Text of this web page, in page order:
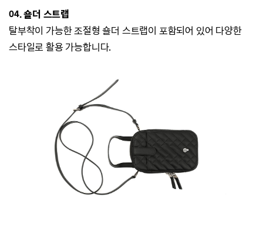
04. 숄더 스트랩
탈부착이 가능한 조절형 숄더 스트랩이 포함되어 있어 다양한
스타일로 활용 가능합니다.